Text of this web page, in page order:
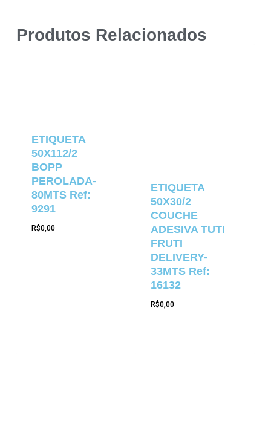
Produtos Relacionados
ETIQUETA
50X112/2
BOPP
PEROLADA-
80MTS Ref:
9291
R$0,00
ETIQUETA
50X30/2
COUCHE
ADESIVA TUTI
FRUTI
DELIVERY-
33MTS Ref:
16132
R$0,00